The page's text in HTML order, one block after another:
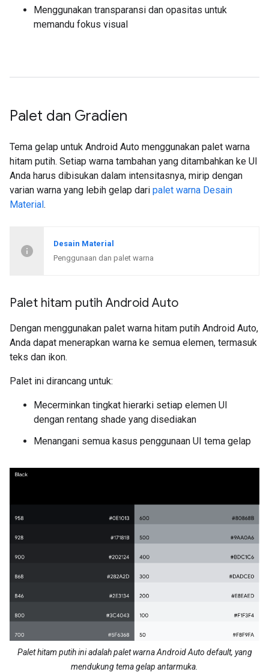
Menggunakan transparansi dan opasitas untuk
memandu fokus visual
Palet dan Gradien
Tema gelap untuk Android Auto menggunakan palet warna
hitam putih. Setiap warna tambahan yang ditambahkan ke UI
Anda harus dibisukan dalam intensitasnya, mirip dengan
varian warna yang lebih gelap dari palet warna Desain
Material.
Desain Material
Penggunaan dan palet warna
Palet hitam putih Android Auto
Dengan menggunakan palet warna hitam putih Android Auto,
Anda dapat menerapkan warna ke semua elemen, termasuk
teks dan ikon.
Palet ini dirancang untuk:
Mecerminkan tingkat hierarki setiap elemen UI
dengan rentang shade yang disediakan
Menangani semua kasus penggunaan UI tema gelap
Palet hitam putih ini adalah palet warna Android Auto default, yang
mendukung tema gelap antarmuka.